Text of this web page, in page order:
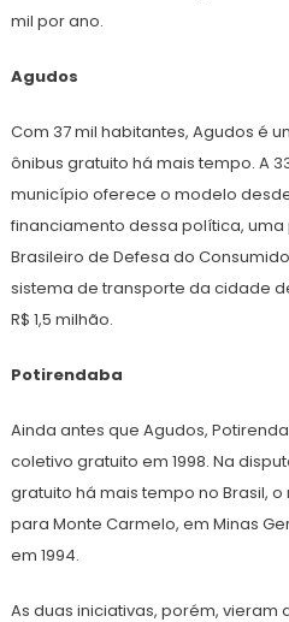
mil por ano.
Agudos
Com 37 mil habitantes, Agudos é
ônibus gratuito há mais tempo. A
município oferece o modelo
financiamento dessa política,
Brasileiro de Defesa do
sistema de transporte da cidade
R$ 1,5 milhão.
Potirendaba
Ainda antes que Agudos,
coletivo gratuito em 1998. Na
gratuito há mais tempo no Brasil,
para Monte Carmelo, em Minas
em 1994.
As duas iniciativas, porém,